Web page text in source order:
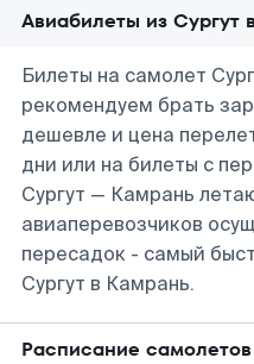
Авиабилеты из Сургут
Билеты на самолет
рекомендуем брать
дешевле и цена
дни или на билеты с
Сургут — Камрань
авиаперевозчиков
пересадок - самый
Сургут в Камрань.
Расписание